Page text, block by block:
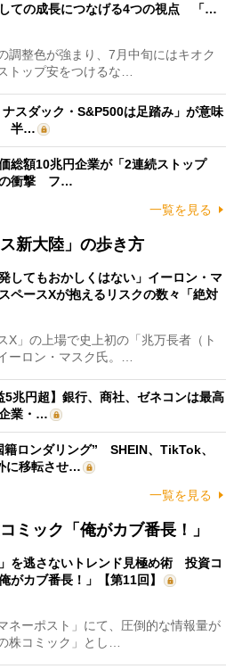
ての成長につなげる4つの視点 「…
整色が強まり、7月中旬にはキオク
トップ安をつけるな…
ナスダック・S&P500は足踏み」が意味
半…
総額10兆円企業が「2連続ストップ
の衝撃 フ…
一覧を見る
新大陸」の歩き方
発してもおかしくはない」イーロン・マ
ペースXが抱えるリスクの数々「絶対
」の上場で史上初の「兆万長者（ト
ーロン・マスク氏。…
5兆円超】銀行、商社、ゼネコンは最高
業・…
籍ロンダリング” SHEIN、TikTok、
に移転させ…
一覧を見る
ミック「俺がカブ番長！」
」を逃さないトレンド見極め術 投資コ
がカブ番長！」【第11回】
ネーポスト」にて、圧倒的な情報量が
株コミック」とし…